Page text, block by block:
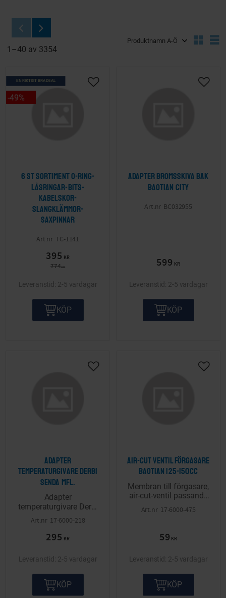
1–40 av 3354
6 st Sortiment O-ring-
Låsringar-Bits-
Kabelskor-
Slangklämmor-
Saxpinnar
TC-1141
395 KR
774KR
49%
EN RIKTIGT BRA DEAL
Lägg till i önskelista
2-5 vardagar
KÖP
Adapter bromsskiva bak
Baotian City
BC032955
599 KR
Lägg
2-5 vardagar
KÖP
Adapter
temperaturgivare Derbi
Senda mfl.
Adapter
temperaturgivare Derbi
Senda, Aprilia RX/SX,
Gilera RCR/SMT D50B0
Euro4 2018-
17-6000-218
295 KR
Lägg till i önskelista
2-5 vardagar
KÖP
Air-cut ventil förgasare
Baotian 125-150cc
Membran till förgasare,
air-cut-ventil passande
till Baotian 125, 150cc
modeller.
17-6000-475
59 KR
Lägg
2-5 vardagar
KÖP